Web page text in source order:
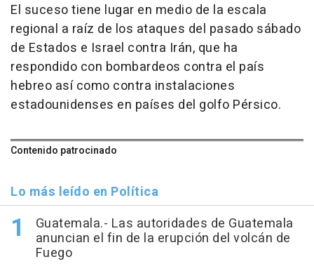
El suceso tiene lugar en medio de la escala
regional a raíz de los ataques del pasado sábado
de Estados e Israel contra Irán, que ha
respondido con bombardeos contra el país
hebreo así como contra instalaciones
estadounidenses en países del golfo Pérsico.
Contenido patrocinado
Lo más leído en Política
Guatemala.- Las autoridades de Guatemala
anuncian el fin de la erupción del volcán de
Fuego